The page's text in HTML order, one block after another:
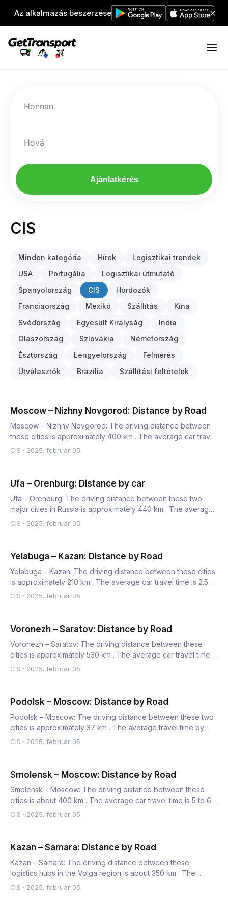
Az alkalmazás beszerzése
Honnan
Hová
Ajánlatkérés
CIS
Minden kategória Hírek
Logisztikai trendek
USA
Portugália
Logisztikai útmutató
Spanyolország
CIS
Hordozók
Franciaország
Mexikó Szállítás
Kína
Svédország
Egyesült Királyság
India
Olaszország
Szlovákia
Németország
Észtország
Lengyelország
Felmérés
Útválasztók
Brazília Szállítási feltételek
Moscow – Nizhny Novgorod: Distance by Road
Moscow – Nizhny Novgorod: The driving distance between
these cities is approximately 400 km . The average car travel
tim…
CIS · 2025. február 05.
Ufa – Orenburg: Distance by car
Ufa – Orenburg: The driving distance between these two
major cities in Russia is approximately 440 km . The average
car…
CIS · 2025. február 05.
Yelabuga – Kazan: Distance by Road
Yelabuga – Kazan: The driving distance between these cities
is approximately 210 km . The average car travel time is 2.5…
CIS · 2025. február 05.
Voronezh – Saratov: Distance by Road
Voronezh – Saratov: The driving distance between these
cities is approximately 530 km . The average car travel time is
7…
CIS · 2025. február 05.
Podolsk – Moscow: Distance by Road
Podolsk – Moscow: The driving distance between these two
cities is approximately 37 km . The average travel time by
car…
CIS · 2025. február 05.
Smolensk – Moscow: Distance by Road
Smolensk – Moscow: The driving distance between these
cities is about 400 km . The average car travel time is 5 to 6
hou…
CIS · 2025. február 05.
Kazan – Samara: Distance by Road
Kazan – Samara: The driving distance between these
logistics hubs in the Volga region is about 350 km . The
average truc…
CIS · 2025. február 05.